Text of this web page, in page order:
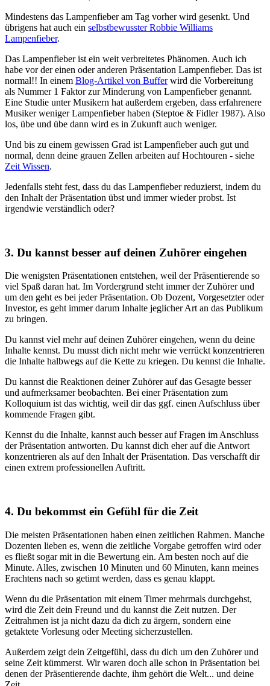
Mindestens das Lampenfieber am Tag vorher wird gesenkt. Und
übrigens hat auch ein selbstbewusster Robbie Williams
Lampenfieber.
Das Lampenfieber ist ein weit verbreitetes Phänomen. Auch ich
habe vor der einen oder anderen Präsentation Lampenfieber. Das ist
normal!! In einem Blog-Artikel von Bufferwird die Vorbereitung
als Nummer 1 Faktor zur Minderung von Lampenfieber genannt.
Eine Studie unter Musikern hat außerdem ergeben, dass erfahrenere
Musiker weniger Lampenfieber haben (Steptoe & Fidler 1987). Also
los, übe und übe dann wird es in Zukunft auch weniger.
Und bis zu einem gewissen Grad ist Lampenfieber auch gut und
normal, denn deine grauen Zellen arbeiten auf Hochtouren - siehe
Zeit Wissen.
Jedenfalls steht fest, dass du das Lampenfieber reduzierst, indem du
den Inhalt der Präsentation übst und immer wieder probst. Ist
irgendwie verständlich oder?
3. Du kannst besser auf deinen Zuhörer eingehen
Die wenigsten Präsentationen entstehen, weil der Präsentierende so
viel Spaß daran hat. Im Vordergrund steht immer der Zuhörer und
um den geht es bei jeder Präsentation. Ob Dozent, Vorgesetzter oder
Investor, es geht immer darum Inhalte jeglicher Art an das Publikum
zu bringen.
Du kannst viel mehr auf deinen Zuhörer eingehen, wenn du deine
Inhalte kennst. Du musst dich nicht mehr wie verrückt konzentrieren
die Inhalte halbwegs auf die Kette zu kriegen. Du kennst die Inhalte.
Du kannst die Reaktionen deiner Zuhörer auf das Gesagte besser
und aufmerksamer beobachten. Bei einer Präsentation zum
Kolloquium ist das wichtig, weil dir das ggf. einen Aufschluss über
kommende Fragen gibt.
Kennst du die Inhalte, kannst auch besser auf Fragen im Anschluss
der Präsentation antworten. Du kannst dich eher auf die Antwort
konzentrieren als auf den Inhalt der Präsentation. Das verschafft dir
einen extrem professionellen Auftritt.
4. Du bekommst ein Gefühl für die Zeit
Die meisten Präsentationen haben einen zeitlichen Rahmen. Manche
Dozenten lieben es, wenn die zeitliche Vorgabe getroffen wird oder
es fließt sogar mit in die Bewertung ein. Am besten noch auf die
Minute. Alles, zwischen 10 Minuten und 60 Minuten, kann meines
Erachtens nach so getimt werden, dass es genau klappt.
Wenn du die Präsentation mit einem Timer mehrmals durchgehst,
wird die Zeit dein Freund und du kannst die Zeit nutzen. Der
Zeitrahmen ist ja nicht dazu da dich zu ärgern, sondern eine
getaktete Vorlesung oder Meeting sicherzustellen.
Außerdem zeigt dein Zeitgefühl, dass du dich um den Zuhörer und
seine Zeit kümmerst. Wir waren doch alle schon in Präsentation bei
denen der Präsentierende dachte, ihm gehört die Welt... und deine